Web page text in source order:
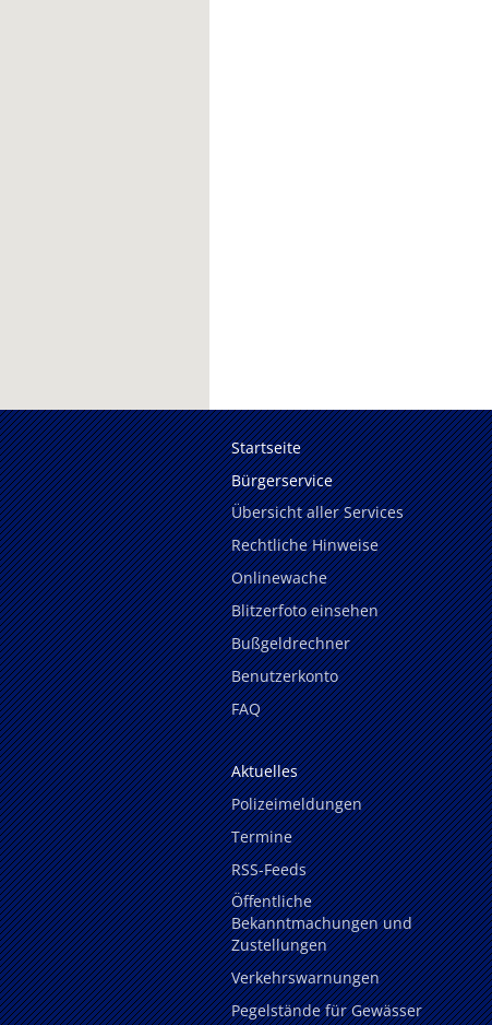
Startseite
Bürgerservice
Übersicht aller Services
Rechtliche Hinweise
Onlinewache
Blitzerfoto einsehen
Bußgeldrechner
Benutzerkonto
FAQ
Aktuelles
Polizeimeldungen
Termine
RSS-Feeds
Öffentliche
Bekanntmachungen und
Zustellungen
Verkehrswarnungen
Pegelstände für Gewässer